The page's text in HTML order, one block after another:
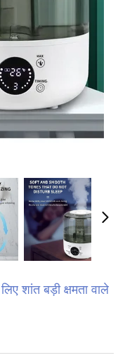
शांत बड़ी क्षमता वाले